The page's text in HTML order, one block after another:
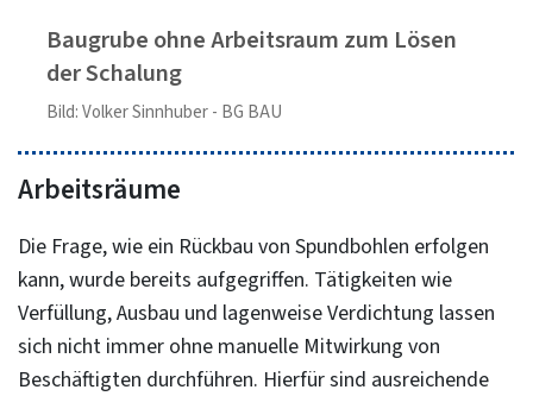
Baugrube ohne Arbeitsraum zum Lösen
der Schalung
Bild: Volker Sinnhuber - BG BAU
Arbeitsräume
Die Frage, wie ein Rückbau von Spundbohlen erfolgen
kann, wurde bereits aufgegriffen. Tätigkeiten wie
Verfüllung, Ausbau und lagenweise Verdichtung lassen
sich nicht immer ohne manuelle Mitwirkung von
Beschäftigten durchführen. Hierfür sind ausreichende